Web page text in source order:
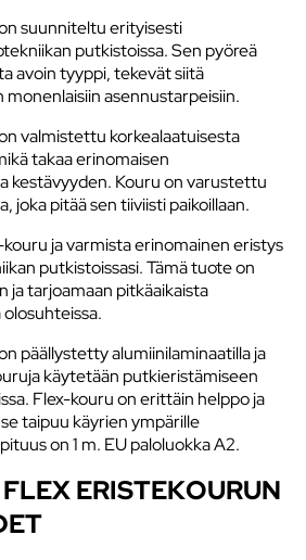
suunniteltu erityisesti
putkistoissa. Sen pyöreä
avoin tyyppi, tekevät siitä
asennustarpeisiin.
valmistettu korkealaatuisesta
takaa erinomaisen
kestävyyden. Kouru on varustettu
joka pitää sen tiiviisti paikoillaan.
ja varmista erinomainen eristys
putkistoissasi. Tämä tuote on
ja tarjoamaan pitkäaikaista
päällystetty alumiinilaminaatilla ja
käytetään putkieristämiseen
Flex-kouru on erittäin helppo ja
taipuu käyrien ympärille
on 1 m. EU paloluokka A2.
ERISTEKOURUN